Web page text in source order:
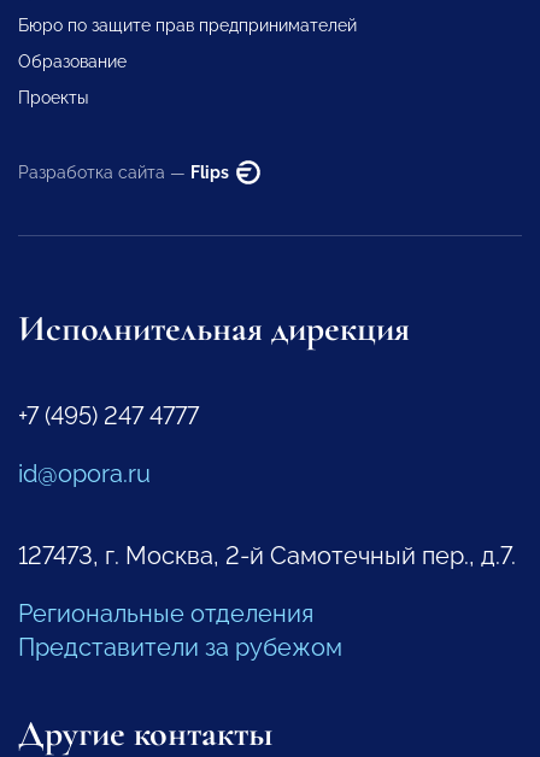
Бюро по защите прав предпринимателей
Образование
Проекты
Разработка сайта — Flips
Исполнительная дирекция
+7 (495) 247 4777
id@opora.ru
127473, г. Москва, 2-й Самотечный пер., д.7.
Региональные отделения
Представители за рубежом
Другие контакты